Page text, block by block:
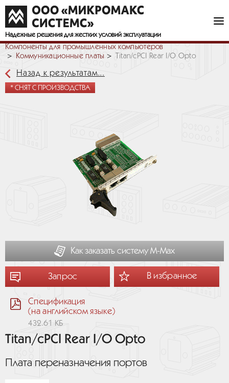
Надежные решения для жестких условий эксплуатации
Компоненты для промышленных компьютеров
Коммуникационные платы
Titan/cPCI Rear I/O Opto
Назад к результатам...
* СНЯТ С ПРОИЗВОДСТВА
Как заказать систему М-Мах
Запрос В избранное
Спецификация
(на английском языке)
432.61 КБ
Titan/cPCI Rear I/O Opto
Плата переназначения портов